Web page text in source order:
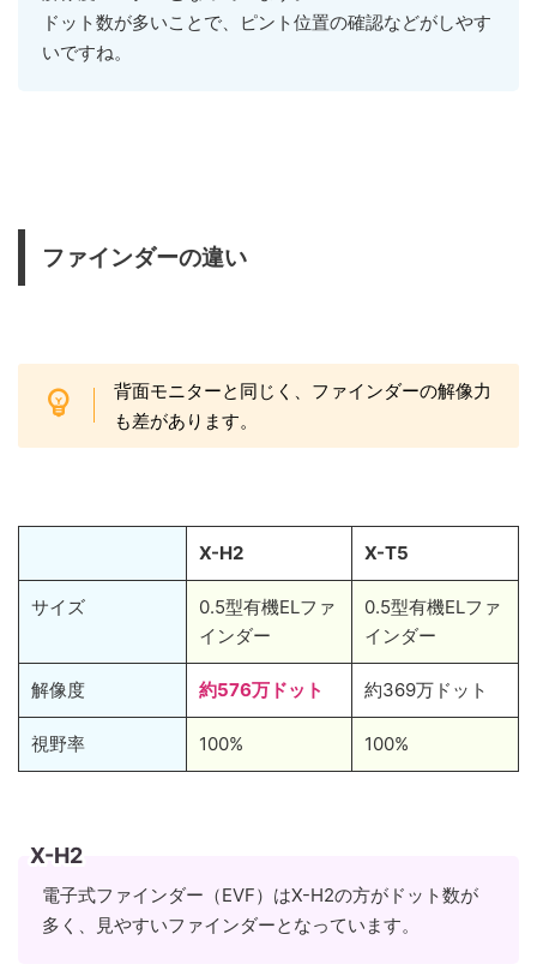
ドット数が多いことで、ピント位置の確認などがしやす
いですね。
ファインダーの違い
背面モニターと同じく、ファインダーの解像力
も差があります。
X-H2 X-T5
サイズ
0.5型有機ELファ
インダー
0.5型有機ELファ
インダー
解像度 約576万ドット 約369万ドット
視野率 100% 100%
X-H2
電子式ファインダー（EVF）はX-H2の方がドット数が
多く、見やすいファインダーとなっています。